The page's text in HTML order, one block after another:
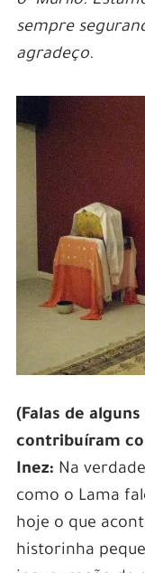
sempre
agradeço.
(Falas de
contribuíram
Inez: Na
como o Lama
hoje o que
historinha